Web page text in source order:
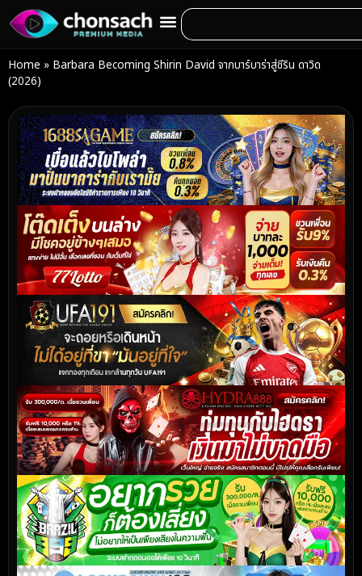
Home » Barbara Becoming Shirin David จากบาร์บาร่าสู่ชีริน ดาวิด
(2026)